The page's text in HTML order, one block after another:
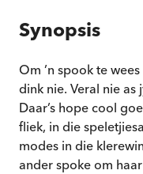
Synopsis
Om ’n spook te
dink nie. Veral nie as
Daar’s hope cool
fliek, in die
modes in die
ander spoke om